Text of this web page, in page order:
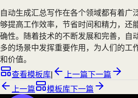
自动生成汇总写作在各个领域都有着广
够提高工作效率，节省时间和精力，还
确性。随着技术的不断发展和完善，自
多的场景中发挥重要作用，为人们的工
和价值。
查看模板库
上一篇下一篇
上一篇
模板库下一篇